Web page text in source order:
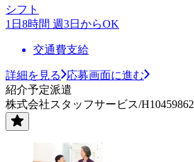
シフト
1日8時間 週3日からOK
交通費支給
詳細を見る
応募画面に進む
紹介予定派遣
株式会社スタッフサービス/H10459862